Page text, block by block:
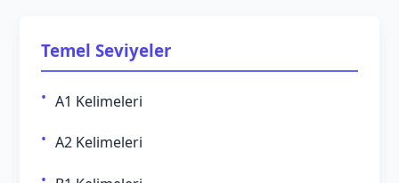
Temel Seviyeler
A1 Kelimeleri
A2 Kelimeleri